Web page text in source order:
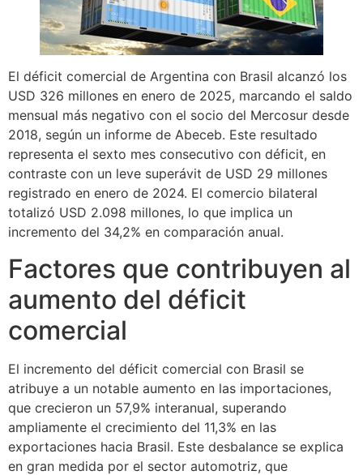
El déficit comercial de Argentina con Brasil alcanzó los
USD 326 millones en enero de 2025, marcando el saldo
mensual más negativo con el socio del Mercosur desde
2018, según un informe de Abeceb. Este resultado
representa el sexto mes consecutivo con déficit, en
contraste con un leve superávit de USD 29 millones
registrado en enero de 2024. El comercio bilateral
totalizó USD 2.098 millones, lo que implica un
incremento del 34,2% en comparación anual.
Factores que contribuyen al
aumento del déficit
comercial
El incremento del déficit comercial con Brasil se
atribuye a un notable aumento en las importaciones,
que crecieron un 57,9% interanual, superando
ampliamente el crecimiento del 11,3% en las
exportaciones hacia Brasil. Este desbalance se explica
en gran medida por el sector automotriz, que